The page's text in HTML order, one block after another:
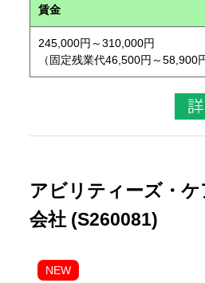
賃金
245,000円～310,000円
（固定残業代46,500円～58,900
アビリティーズ・
会社 (S260081)
NEW